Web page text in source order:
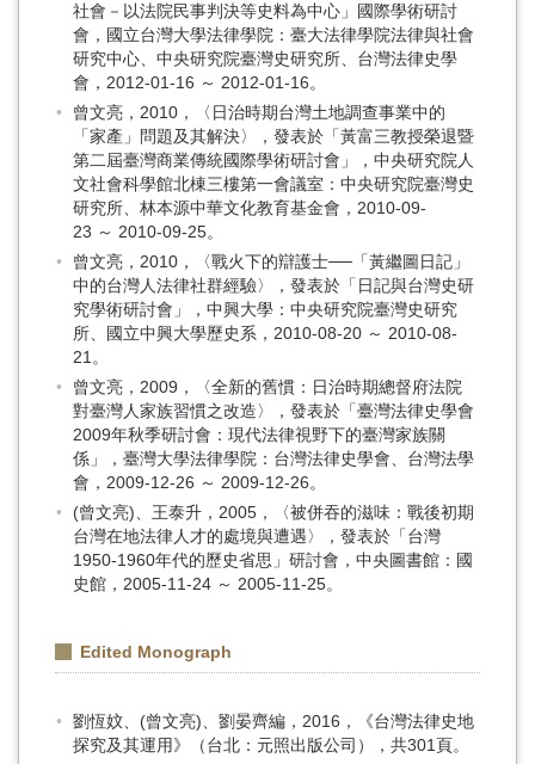
社會－以法院民事判決等史料為中心」國際學術研討
會，國立台灣大學法律學院：臺大法律學院法律與社會
研究中心、中央研究院臺灣史研究所、台灣法律史學
會，2012-01-16 ～ 2012-01-16。
曾文亮，2010，〈日治時期台灣土地調查事業中的
「家產」問題及其解決〉，發表於「黃富三教授榮退暨
第二屆臺灣商業傳統國際學術研討會」，中央研究院人
文社會科學館北棟三樓第一會議室：中央研究院臺灣史
研究所、林本源中華文化教育基金會，2010-09-
23 ～ 2010-09-25。
曾文亮，2010，〈戰火下的辯護士──「黃繼圖日記」
中的台灣人法律社群經驗〉，發表於「日記與台灣史研
究學術研討會」，中興大學：中央研究院臺灣史研究
所、國立中興大學歷史系，2010-08-20 ～ 2010-08-
21。
曾文亮，2009，〈全新的舊慣：日治時期總督府法院
對臺灣人家族習慣之改造〉，發表於「臺灣法律史學會
2009年秋季研討會：現代法律視野下的臺灣家族關
係」，臺灣大學法律學院：台灣法律史學會、台灣法學
會，2009-12-26 ～ 2009-12-26。
(曾文亮)、王泰升，2005，〈被併吞的滋味：戰後初期
台灣在地法律人才的處境與遭遇〉，發表於「台灣
1950-1960年代的歷史省思」研討會，中央圖書館：國
史館，2005-11-24 ～ 2005-11-25。
Edited Monograph
劉恆妏、(曾文亮)、劉晏齊編，2016，《台灣法律史地
探究及其運用》（台北：元照出版公司），共301頁。